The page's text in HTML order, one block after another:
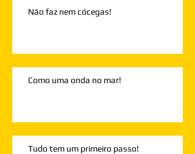
Não faz nem cócegas!
Como uma onda no mar!
Tudo tem um primeiro passo!